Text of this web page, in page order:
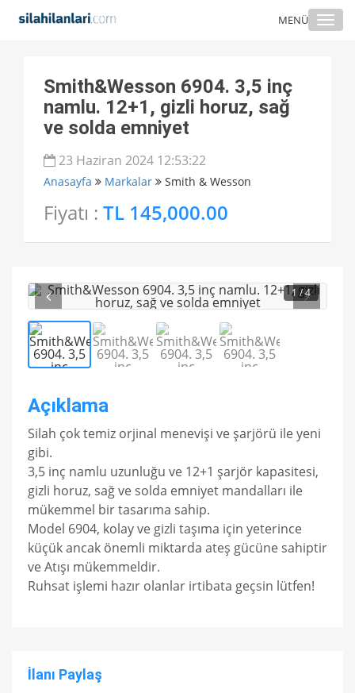
MENÜ
Smith&Wesson 6904. 3,5 inç
namlu. 12+1, gizli horuz, sağ
ve solda emniyet
23 Haziran 2024 12:53:22
Anasayfa Markalar Smith & Wesson
Fiyatı : TL 145,000.00
1/ 4
Açıklama
Silah çok temiz orjinal menevişi ve şarjörü ile yeni
gibi.
3,5 inç namlu uzunluğu ve 12+1 şarjör kapasitesi,
gizli horuz, sağ ve solda emniyet mandalları ile
mükemmel bir tasarıma sahip.
Model 6904, kolay ve gizli taşıma için yeterince
küçük ancak önemli miktarda ateş gücüne sahiptir
ve Atışı mükemmeldir.
Ruhsat işlemi hazır olanlar irtibata geçsin lütfen!
İlanı Paylaş